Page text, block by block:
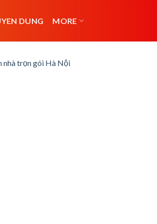
DUNG MORE
nhà trọn gói Hà Nội